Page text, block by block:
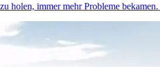
holen, immer mehr Probleme bekamen.